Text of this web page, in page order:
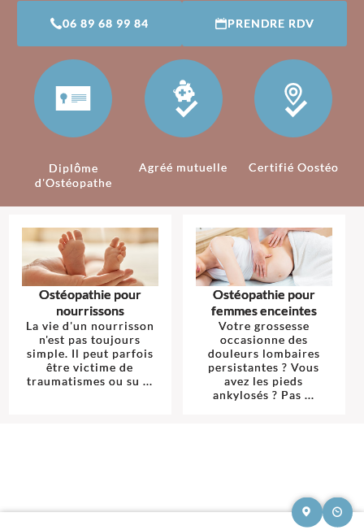
06 89 68 99 84 PRENDRE RDV
Diplôme
d'Ostéopathe
Agréé mutuelle Certifié Oostéo
Ostéopathie pour
nourrissons
La vie d'un nourrisson
n'est pas toujours
simple. Il peut parfois
être victime de
traumatismes ou su ...
Ostéopathie pour
femmes enceintes
Votre grossesse
occasionne des
douleurs lombaires
persistantes ? Vous
avez les pieds
ankylosés ? Pas ...